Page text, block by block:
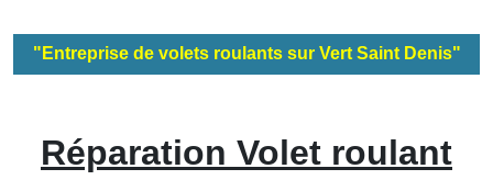
"Entreprise de volets roulants sur Vert Saint Denis"
Réparation Volet roulant